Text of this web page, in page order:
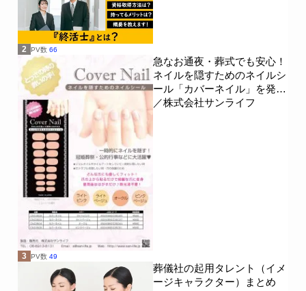
2 PV数 66
急なお通夜・葬式でも安心！
ネイルを隠すためのネイルシ
ール「カバーネイル」を発売
／株式会社サンライフ
3 PV数 49
葬儀社の起用タレント（イメ
ージキャラクター）まとめ